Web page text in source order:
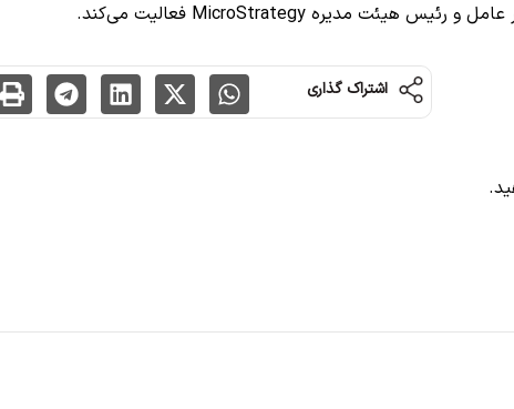
اشتراک گذاری